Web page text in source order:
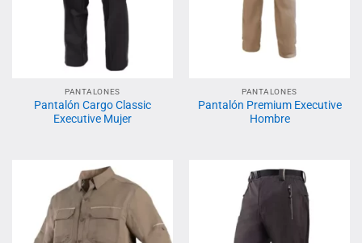
PANTALONES
Pantalón Cargo Classic
Executive Mujer
PANTALONES
Pantalón Premium Executive
Hombre